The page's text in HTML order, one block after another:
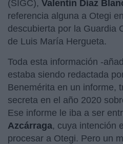
(SIGC), Valentín Díaz
referencia alguna a Otegi
descubierta por la Guardia
de Luis María Hergueta.
Toda esta información -
estaba siendo redactada
Benemérita en un informe,
secreta en el año 2020
Ese informe le iba a ser
Azcárraga, cuya intención
procesar a Otegi. Pero un